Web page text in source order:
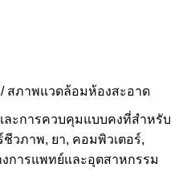
สภาพแวดล้อมห้องสะอาด
ะการควบคุมแบบคงที่สำหรับ
วภาพ, ยา, คอมพิวเตอร์,
การแพทย์และอุตสาหกรรม